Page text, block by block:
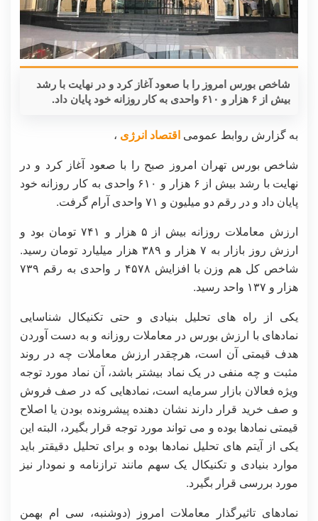
شاخص بورس امروز را با صعود آغاز کرد و در نهایت با رشد
بیش از ۶ هزار و ۶۱۰ واحدی به کار روزانه خود پایان داد.
به گزارش روابط عمومی اقتصاد انرژی ،
شاخص بورس تهران امروز صبح را با صعود آغاز کرد و در
نهایت با رشد بیش از ۶ هزار و ۶۱۰ واحدی به کار روزانه خود
پایان داد و در رقم دو میلیون و ۷۱ واحدی آرام گرفت.
ارزش معاملات روزانه بیش از ۵ هزار و ۷۴۱ تومان بود و
ارزش روز بازار به ۷ هزار و ۳۸۹ هزار میلیارد تومان رسید.
شاخص کل هم وزن با افزایش ۴۵۷۸ ر واحدی به رقم ۷۳۹
هزار و ۱۳۷ واحد رسید.
یکی از راه های تحلیل بنیادی و حتی تکنیکال شناسایی
نمادهای با ارزش بورس در معاملات روزانه و به دست آوردن
هدف قیمتی آن است، هرچقدر ارزش معاملات چه در روند
مثبت و چه منفی در یک نماد بیشتر باشد، آن نماد مورد توجه
ویژه فعالان بازار سرمایه است، نمادهایی که در صف فروش
و صف خرید قرار دارند نشان دهنده پیشرونده بودن یا اصلاح
قیمتی نمادها بوده و می تواند مورد توجه قرار بگیرد، البته این
یکی از آیتم های تحلیل نمادها بوده و برای تحلیل دقیقتر باید
موارد بنیادی و تکنیکال یک سهم مانند ترازنامه و نمودار نیز
مورد بررسی قرار بگیرد.
نمادهای تاثیرگذار معاملات امروز (دوشنبه، سی ام بهمن